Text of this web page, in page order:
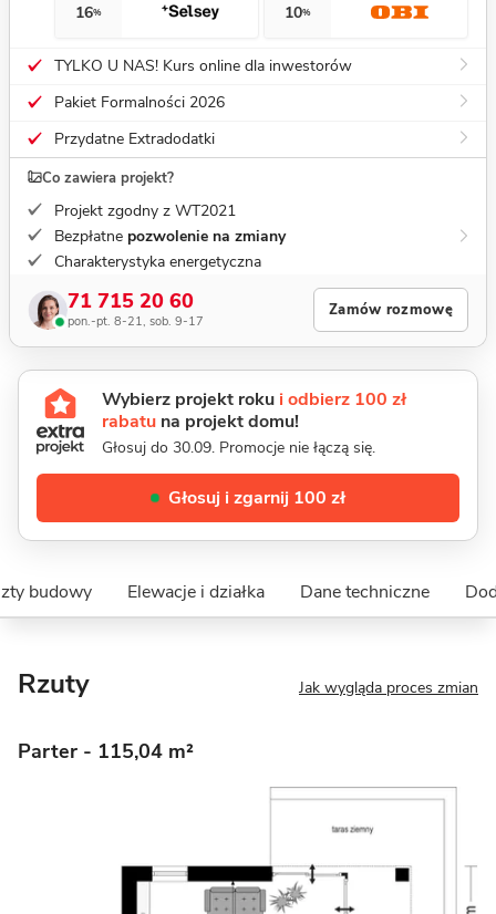
16% 10%
TYLKO U NAS! Kurs online dla inwestorów
Pakiet Formalności 2026
Przydatne Extradodatki
Co zawiera projekt?
Projekt zgodny z WT2021
Bezpłatne pozwolenie na zmiany
Charakterystyka energetyczna
71 715 20 60
pon.-pt. 8-21, sob. 9-17
Zamów rozmowę
Wybierz projekt roku i odbierz 100 zł
rabatu na projekt domu!
Głosuj do 30.09. Promocje nie łączą się.
Głosuj i zgarnij 100 zł
budowy Elewacje i działka Dane techniczne
Rzuty Jak wygląda proces zmian
Parter - 115,04 m²